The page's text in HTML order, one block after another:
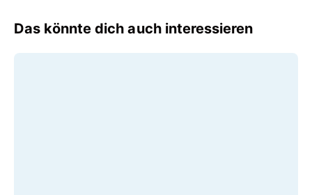
Das könnte dich auch interessieren